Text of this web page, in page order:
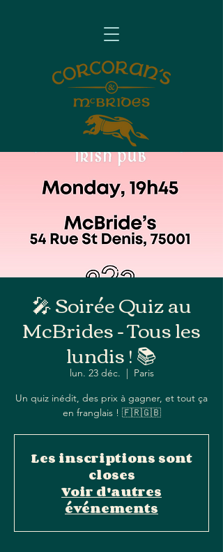
🎤 Soirée Quiz au
McBrides - Tous les
lundis ! 📚
lun. 23 déc.
  |
Paris
Un quiz inédit, des prix à gagner, et tout ça
en franglais ! 🇫🇷🇬🇧
Les inscriptions sont
closes
Voir d'autres
événements